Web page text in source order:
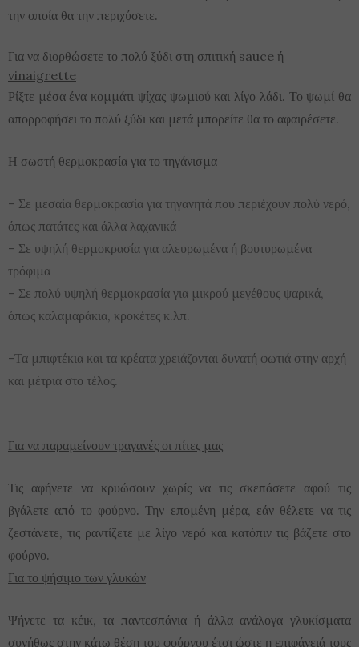
την οποία θα την περιχύσετε.
Για να διορθώσετε το πολύ ξύδι στη σπιτική sauce ή
vinaigrette
Ρίξτε μέσα ένα κομμάτι ψίχας ψωμιού και λίγο λάδι. Το ψωμί θα
απορροφήσει το πολύ ξύδι και μετά μπορείτε θα το αφαιρέσετε.
Η σωστή θερμοκρασία για το τηγάνισμα
– Σε μεσαία θερμοκρασία για τηγανητά που περιέχουν πολύ νερό,
όπως πατάτες και άλλα λαχανικά
– Σε υψηλή θερμοκρασία για αλευρωμένα ή βουτυρωμένα
τρόφιμα
– Σε πολύ υψηλή θερμοκρασία για μικρού μεγέθους ψαρικά,
όπως καλαμαράκια, κροκέτες κ.λπ.
-Τα μπιφτέκια και τα κρέατα χρειάζονται δυνατή φωτιά στην αρχή
και μέτρια στο τέλος.
Για να παραμείνουν τραγανές οι πίτες μας
Τις αφήνετε να κρυώσουν χωρίς να τις σκεπάσετε αφού τις
βγάλετε από το φούρνο. Την επομένη μέρα, εάν θέλετε να τις
ζεστάνετε, τις ραντίζετε με λίγο νερό και κατόπιν τις βάζετε στο
φούρνο.
Για το ψήσιμο των γλυκών
Ψήνετε τα κέικ, τα παντεσπάνια ή άλλα ανάλογα γλυκίσματα
συνήθως στην κάτω θέση του φούρνου έτσι ώστε η επιφάνειά τους